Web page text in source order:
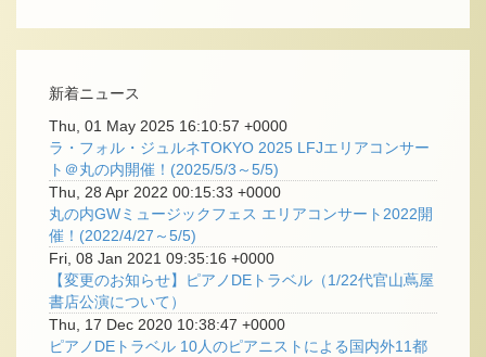
新着ニュース
Thu, 01 May 2025 16:10:57 +0000
ラ・フォル・ジュルネTOKYO 2025 LFJエリアコンサー
ト＠丸の内開催！(2025/5/3～5/5)
Thu, 28 Apr 2022 00:15:33 +0000
丸の内GWミュージックフェス エリアコンサート2022開
催！(2022/4/27～5/5)
Fri, 08 Jan 2021 09:35:16 +0000
【変更のお知らせ】ピアノDEトラベル（1/22代官山蔦屋
書店公演について）
Thu, 17 Dec 2020 10:38:47 +0000
ピアノDEトラベル 10人のピアニストによる国内外11都